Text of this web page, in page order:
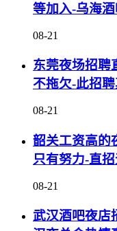
等加入-乌海
08-21
东莞夜场招聘
不拖欠-此招
08-21
韶关工资高的
只有努力-直
08-21
武汉酒吧夜店